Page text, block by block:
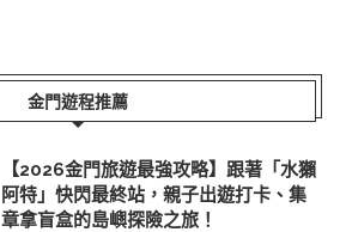
金門遊程推薦
【2026金門旅遊最強攻略】跟著「水獺
阿特」快閃最終站，親子出遊打卡、集
章拿盲盒的島嶼探險之旅！